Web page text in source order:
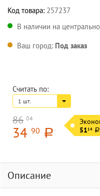
Код товара: 257237
В наличии на
Ваш город: Под заказ
Считать по:
1 шт.
86 04
34 90 a
5114 a
Описание